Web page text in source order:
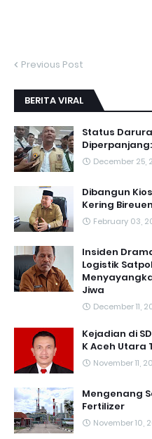
Previous Post
BERITA VIRAL
Status
December 25,
Dibangun
Kering
February 03,
Insiden
Logistik
Jiwa
December 11,
Kejadian di
K Aceh Utara
November 11,
Mengenang
Fertilizer
November 10,